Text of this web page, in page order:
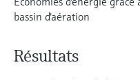
l'application
Trouver des informations et de
micro-ondes
Analyseurs de dureté,
Photomètres de process
décisionnels
bassin d'aération
Résultats